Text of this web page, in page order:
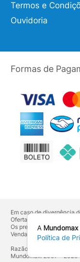
Termos e
Ouvidoria
Formas de
Em caso de divergência
Ofertas válidas até o
Os preços apresentados
Vendas sujeitas à
Razão Social: Hayamax
Mundomax. 2007 - 2026
A Mundomax
Política de